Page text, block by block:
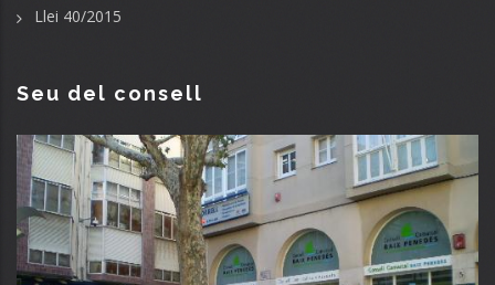
Llei 40/2015
Seu del consell